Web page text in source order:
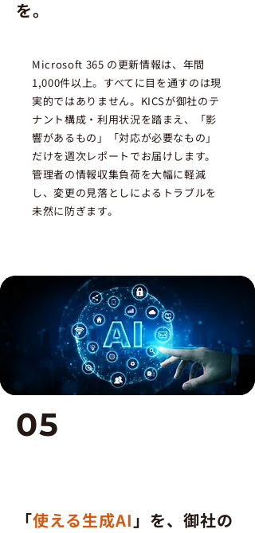
を。
Microsoft 365 の更新情報は、年間
1,000件以上。すべてに目を通すのは現
実的ではありません。KICSが御社のテ
ナント構成・利用状況を踏まえ、「影
響があるもの」「対応が必要なもの」
だけを週次レポートでお届けします。
管理者の情報収集負荷を大幅に軽減
し、変更の見落としによるトラブルを
未然に防ぎます。
05
「使える生成AI」を、御社の